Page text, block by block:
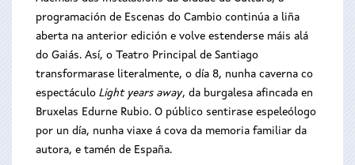
programación de Escenas do Cambio continúa a liña
aberta na anterior edición e volve estenderse máis alá
do Gaiás. Así, o Teatro Principal de Santiago
transformarase literalmente, o día 8, nunha caverna co
espectáculo Light years away, da burgalesa afincada en
Bruxelas Edurne Rubio. O público sentirase espeleólogo
por un día, nunha viaxe á cova da memoria familiar da
autora, e tamén de España.